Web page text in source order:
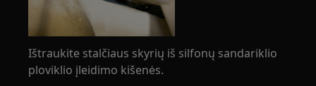
Ištraukite stalčiaus skyrių iš silfonų sandariklio
ploviklio įleidimo kišenės.